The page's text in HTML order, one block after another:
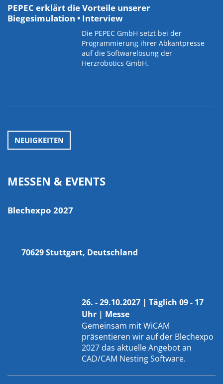
PEPEC erklärt die Vorteile unserer
Biegesimulation • Interview
Die PEPEC GmbH setzt bei der
Programmierung ihrer Abkantpresse
auf die Softwarelösung der
Herzrobotics GmbH.
NEUIGKEITEN
MESSEN & EVENTS
Blechexpo 2027
70629 Stuttgart, Deutschland
26. - 29.10.2027 | Täglich 09 - 17
Uhr | Messe
Gemeinsam mitWiCAM
präsentieren wir auf der Blechexpo
2027 das aktuelle Angebot an
CAD/CAM Nesting Software.